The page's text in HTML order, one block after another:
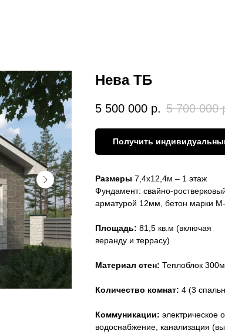
Нева ТБ
5 500 000 р. 5 700 000
Получить
Размеры 7,4х12,4м – 1 этаж
Фундамент: свайно-
арматурой 12мм, бетон марки
Площадь: 81,5 кв.м (включая
веранду и террасу)
Материал стен: Теплоблок
Количество комнат: 4 (3
Коммуникации: электрическое
водоснабжение, канализация